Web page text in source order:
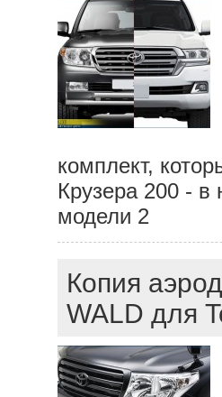
комплект,
Крузера 200 - в
модели 2
Копия
WALD для